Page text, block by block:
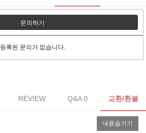
문의하기
등록된 문의가 없습니다.
REVIEW Q&A 0 교환/환불
내용숨기기